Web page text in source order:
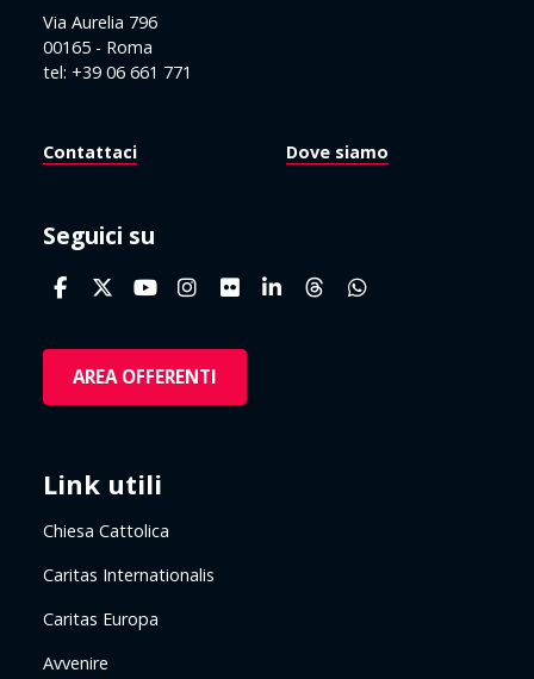
Via Aurelia 796
00165 - Roma
tel: +39 06 661 771
Contattaci Dove siamo
Seguici su
AREA OFFERENTI
Link utili
Chiesa Cattolica
Caritas Internationalis
Caritas Europa
Avvenire